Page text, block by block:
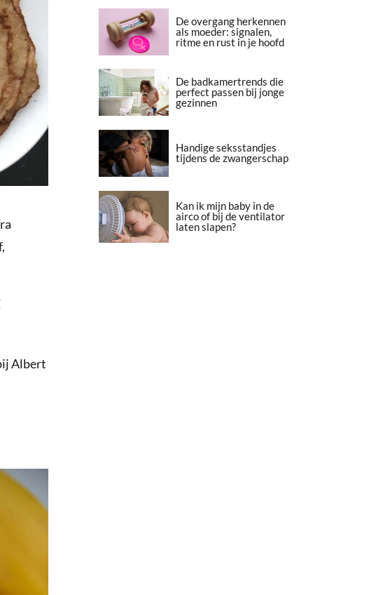
Albert
De overgang herkennen
als moeder: signalen,
ritme en rust in je hoofd
De badkamertrends die
perfect passen bij jonge
gezinnen
Handige seksstandjes
tijdens de zwangerschap
Kan ik mijn baby in de
airco of bij de ventilator
laten slapen?